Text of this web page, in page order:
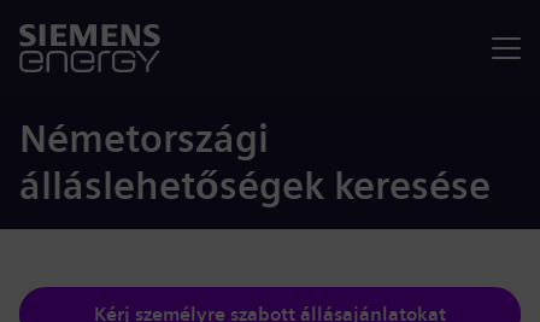
Németországi
álláslehetőségek keresése
Kérj személyre szabott állásajánlatokat